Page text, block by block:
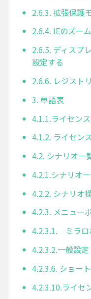
2.6.3. 拡張保護
2.6.4. IEのズー
2.6.5. ディスプ
設定する
2.6.6. レジスト
3. 単語表
4.1.1.ライセン
4.1.2. ライセン
4.2. シナリオ一
4.2.1.シナリオ
4.2.2. シナリオ
4.2.3. メニュー
4.2.3.1. ミラロ
4.2.3.2.一般設定
4.2.3.6. ショー
4.2.3.10.ライセ